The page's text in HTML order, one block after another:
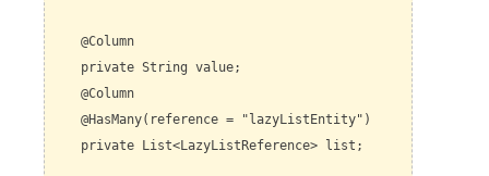
@Column
private String value;
@Column
@HasMany(reference = "lazyListEntity")
private List<LazyListReference> list;